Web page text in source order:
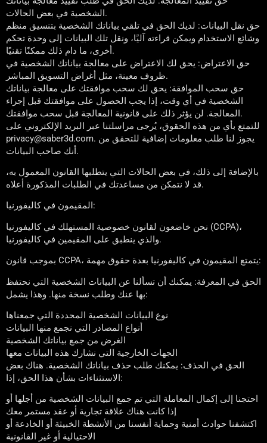
الشخصية في بعض الحالات.
حق نقل البيانات: لديك الحق في تلقي بياناتك الشخصية بتنسيق منظم
وشائع الاستخدام ويمكن قراءته آليًا، ونقل تلك البيانات إلى وحدة تحكم
أخرى، ما دام ذلك ممكنًا تقنيًا.
حق الاعتراض: يحق لك الاعتراض على معالجة بياناتك الشخصية في
ظروف معينة، مثل أغراض التسويق المباشر.
حق سحب الموافقة: يحق لك سحب موافقتك على معالجة بياناتك
الشخصية في أي وقت، إذا يجب الحصول على موافقتك قبل إجراء
المعالجة. لن يؤثر ذلك على قانونية المعالجة قبل سحب موافقتك.
للتمتع بأي من هذه الحقوق، يُرجى مراسلتنا عبر البريد الإلكتروني على
privacy@saber3d.com. يجوز لنا طلب معلومات إضافية للتحقق من
أنك صاحب البيانات.
بالإضافة إلى ذلك، في بعض الحالات التي يتطلبها القانون المعمول به،
قد لا نتمكن من مساعدتك في الطلبات المذكورة أعلاه.
المقيمون في كاليفورنيا:
نحن خاضعون لقانون خصوصية المستهلك في كاليفورنيا (CCPA)،
والذي ينطبق على المقيمين في كاليفورنيا.
بموجب قانون CCPA، يتمتع المقيمون في كاليفورنيا بعدة حقوق مهمة:
الحق في المعرفة: يمكنك أن تسألنا عن البيانات الشخصية التي نحتفظ
بها عنك وطلب نسخة منها. وهذا يشمل:
نوع البيانات الشخصية المحددة التي جمعناها
أنواع المصادر التي نجمع منها البيانات
الغرض من جمع بياناتك الشخصية
الجهات الخارجية التي نشارك هذه البيانات معها
الحق في الحذف: يمكنك طلب حذف بياناتك الشخصية. هناك بعض
الاستثناءات بشأن هذا الحق، إذا:
احتجنا إلى إكمال المعاملة التي تم جمع البيانات الشخصية من أجلها أو
إذا كانت هناك علاقة تجارية أو عقد مستمر معك
اكتشفنا حوادث أمنية وحماية أنفسنا من الأنشطة الخبيثة أو الخادعة أو
الاحتيالية أو غير القانونية